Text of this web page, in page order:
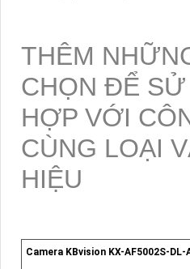
THÊM
CHỌN ĐỂ
HỢP VỚI
CÙNG LOẠI
HIỆU
Camera KBvision KX-AF5002S-DL-